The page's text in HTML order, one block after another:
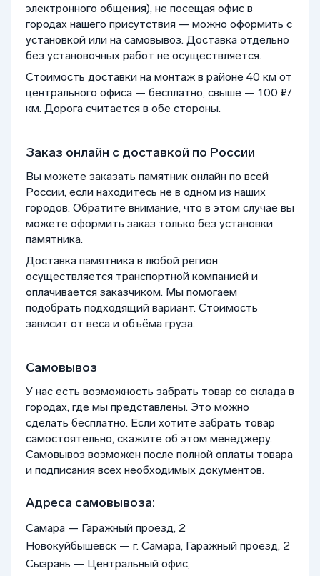
электронного общения), не посещая офис в
городах нашего присутствия — можно оформить с
установкой или на самовывоз. Доставка отдельно
без установочных работ не осуществляется.
Стоимость доставки на монтаж в районе 40 км от
центрального офиса — бесплатно, свыше — 100 ₽/
км. Дорога считается в обе стороны.
Заказ онлайн с доставкой по России
Вы можете заказать памятник онлайн по всей
России, если находитесь не в одном из наших
городов. Обратите внимание, что в этом случае вы
можете оформить заказ только без установки
памятника.
Доставка памятника в любой регион
осуществляется транспортной компанией и
оплачивается заказчиком. Мы помогаем
подобрать подходящий вариант. Стоимость
зависит от веса и объёма груза.
Самовывоз
У нас есть возможность забрать товар со склада в
городах, где мы представлены. Это можно
сделать бесплатно. Если хотите забрать товар
самостоятельно, скажите об этом менеджеру.
Самовывоз возможен после полной оплаты товара
и подписания всех необходимых документов.
Адреса самовывоза:
Самара — Гаражный проезд, 2
Новокуйбышевск — г. Самара, Гаражный проезд, 2
Сызрань — Центральный офис,